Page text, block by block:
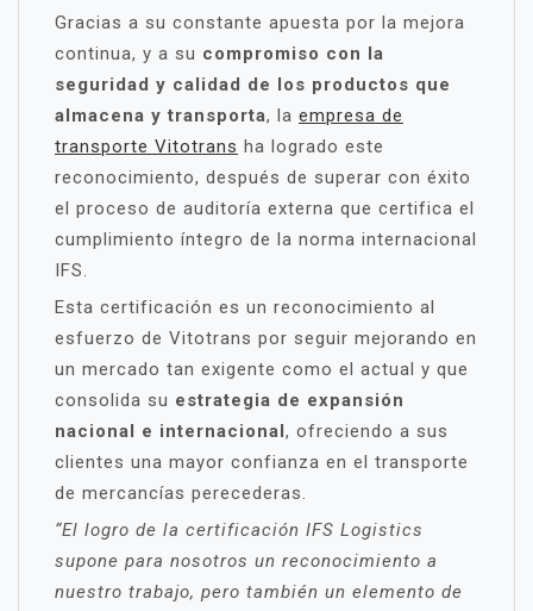
Gracias a su constante apuesta por la mejora
continua, y a su compromiso con la
seguridad y calidad de los productos que
almacena y transporta, la empresa de
transporte Vitotrans ha logrado este
reconocimiento, después de superar con éxito
el proceso de auditoría externa que certifica el
cumplimiento íntegro de la norma internacional
IFS.
Esta certificación es un reconocimiento al
esfuerzo de Vitotrans por seguir mejorando en
un mercado tan exigente como el actual y que
consolida su estrategia de expansión
nacional e internacional, ofreciendo a sus
clientes una mayor confianza en el transporte
de mercancías perecederas.
“El logro de la certificación IFS Logistics
supone para nosotros un reconocimiento a
nuestro trabajo, pero también un elemento de